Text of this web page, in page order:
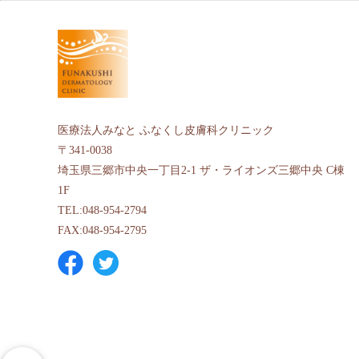
医療法人みなと ふなくし皮膚科クリニック
〒341-0038
埼玉県三郷市中央一丁目2-1 ザ・ライオンズ三郷中央 C棟
1F
TEL:048-954-2794
FAX:048-954-2795